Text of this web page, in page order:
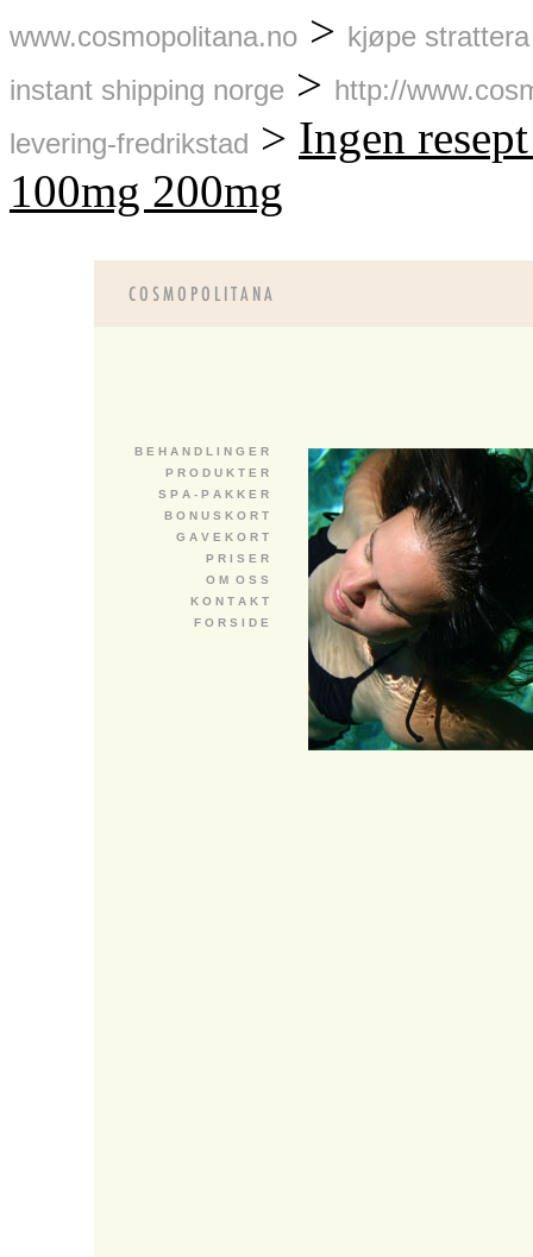
www.cosmopolitana.no > kjøpe
instant shipping norge > http://
levering-fredrikstad > Ingen
100mg 200mg
B E H A N D L I N G E R
P R O D U K T E R
S P A - P A K K E R
B O N U S K O R T
G A V E K O R T
P R I S E R
O M O S S
K O N T A K T
F O R S I D E